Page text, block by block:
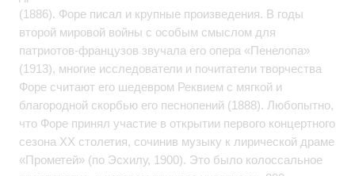
(1886). Форе писал и крупные произведения. В годы
второй мировой войны с особым смыслом для
патриотов-французов звучала его опера «Пенелопа»
(1913), многие исследователи и почитатели творчества
Форе считают его шедевром Реквием с мягкой и
благородной скорбью его песнопений (1888). Любопытно,
что Форе принял участие в открытии первого концертного
сезона XX столетия, сочинив музыку к лирической драме
«Прометей» (по Эсхилу, 1900). Это было колоссальное